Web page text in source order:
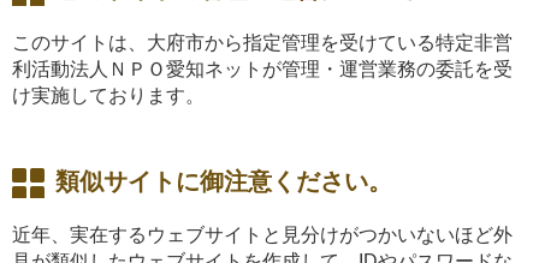
このサイトは、大府市から指定管理を受けている特定非営
利活動法人ＮＰＯ愛知ネットが管理・運営業務の委託を受
け実施しております。
類似サイトに御注意ください。
近年、実在するウェブサイトと見分けがつかいないほど外